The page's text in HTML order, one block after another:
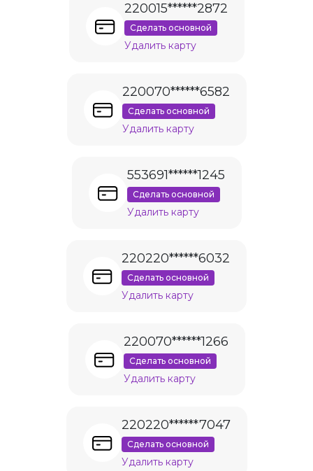
220015******2872
Сделать основной
Удалить карту
220070******6582
Сделать основной
Удалить карту
553691******1245
Сделать основной
Удалить карту
220220******6032
Сделать основной
Удалить карту
220070******1266
Сделать основной
Удалить карту
220220******7047
Сделать основной
Удалить карту